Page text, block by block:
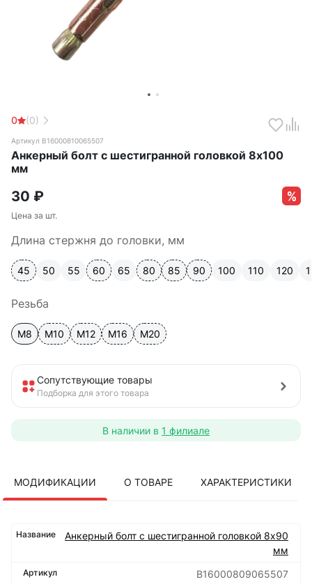
0 (0)
Артикул B16000810065507
Анкерный болт с шестигранной головкой 8х100
мм
30 ₽
Цена за шт.
Длина стержня до головки, мм
45 50 55 60 65 80 85 90 100 110 120
Резьба
М8 М10 М12 М16 М20
Сопутствующие товары
Подборка для этого товара
В наличии в 1 филиале
МОДИФИКАЦИИ О ТОВАРЕ ХАРАКТЕРИСТИКИ
Анкерный болт с шестигранной головкой 8х90
мм
B16000809065507